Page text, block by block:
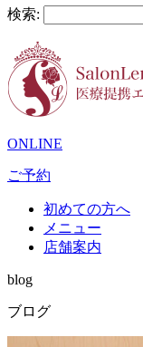
検索:
ONLINE
ご予約
初めての方へ
メニュー
店舗案内
blog
ブログ